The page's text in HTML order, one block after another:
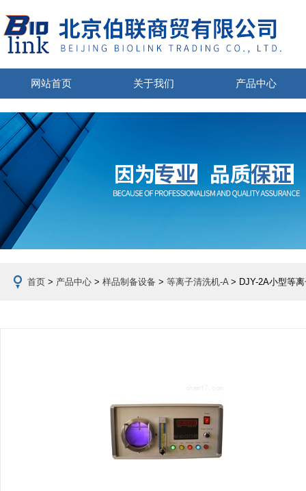
网站首页 关于我们 产品中心
首页 > 产品中心 > 样品制备设备 > 等离子清洗机-A> DJY-2A小型等